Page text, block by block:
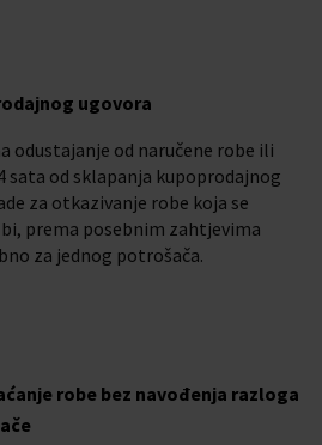
ugovora
odustajanje od naručene robe ili
sata od sklapanja kupoprodajnog
za otkazivanje robe koja se
prema posebnim zahtjevima
za jednog potrošača.
robe bez navođenja razloga